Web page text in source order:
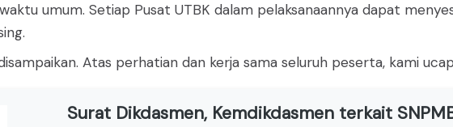
umum. Setiap Pusat UTBK dalam pelaksanaannya dapat
Atas perhatian dan kerja sama seluruh peserta, kami
Surat Dikdasmen, Kemdikdasmen terkait